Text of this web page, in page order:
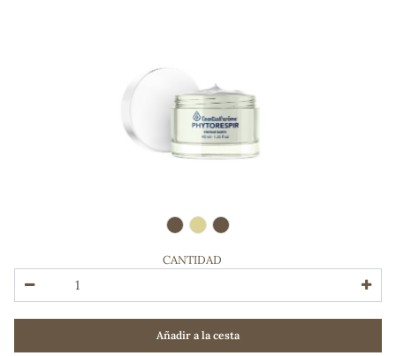
CANTIDAD
Añadir a la cesta